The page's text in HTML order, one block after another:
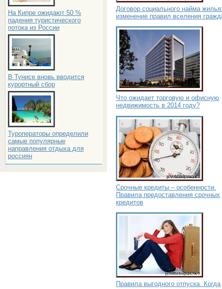
На Кипре ожидают 50 %
падения туристического
потока из России
В Тунисе вновь вводится
курортный сбор
Туроператоры определили
самые популярные
направления отдыха для
россиян
Договор социального найма
изменение правил вселения
Что ожидает торговую и офисную
недвижимость в 2014 году?
Срочные кредиты – особенности.
Правила предоставления срочных
кредитов
Правила выгодного отпуска. Когда